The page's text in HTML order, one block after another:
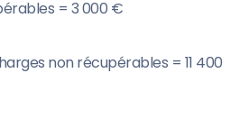
= 3 000 €
non récupérables = 11 400